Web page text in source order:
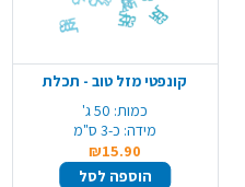
קונפטי מזל טוב - תכלת
כמות: 50 ג'
מידה: כ-3 ס"מ
₪15.90
הוספה לסל